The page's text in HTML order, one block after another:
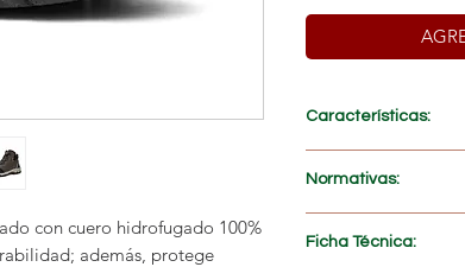
con cuero hidrofugado 100%
además, protege
Características:
Suelas enCaucho-
Suelasresistentes al
Normativas:
Ficha Técnica: